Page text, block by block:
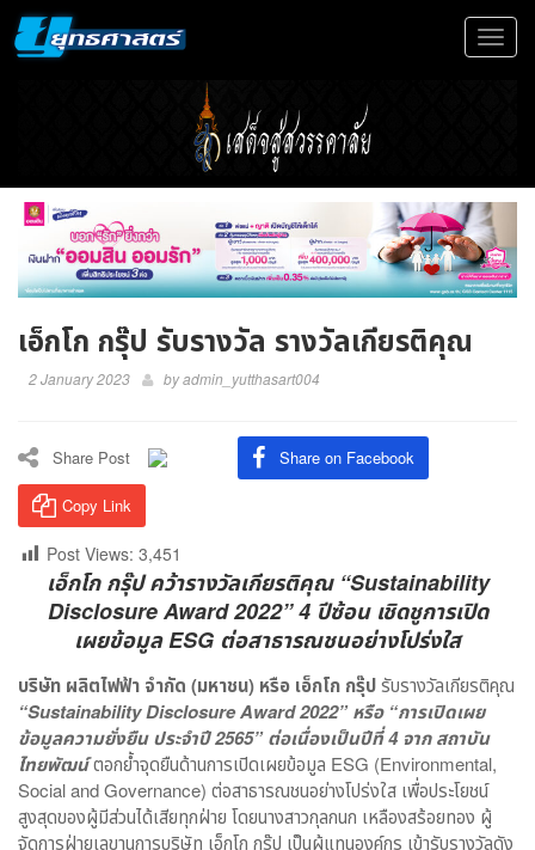
Toggle
เอ็กโก กรุ๊ป รับรางวัล รางวัลเกียรติคุณ
2 January 2023 byadmin_yutthasart004
Share Post Share on Facebook
Copy Link
Post Views: 3,451
เอ็กโก กรุ๊ป คว้ารางวัลเกียรติคุณ “Sustainability
Disclosure Award 2022” 4 ปีซ้อน เชิดชูการเปิด
เผยข้อมูล ESG ต่อสาธารณชนอย่างโปร่งใส
บริษัท ผลิตไฟฟ้า จำกัด (มหาชน) หรือ เอ็กโก กรุ๊ปรับรางวัลเกียรติคุณ
“Sustainability Disclosure Award 2022” หรือ “การเปิดเผย
ข้อมูลความยั่งยืน ประจำปี 2565” ต่อเนื่องเป็นปีที่ 4 จาก สถาบัน
ไทยพัฒน์ตอกย้ำจุดยืนด้านการเปิดเผยข้อมูล ESG (Environmental,
Social and Governance) ต่อสาธารณชนอย่างโปร่งใส เพื่อประโยชน์
สูงสุดของผู้มีส่วนได้เสียทุกฝ่าย โดยนางสาวกุลกนก เหลืองสร้อยทอง ผู้
จัดการฝ่ายเลขานุการบริษัท เอ็กโก กรุ๊ป เป็นผู้แทนองค์กร เข้ารับรางวัลดัง